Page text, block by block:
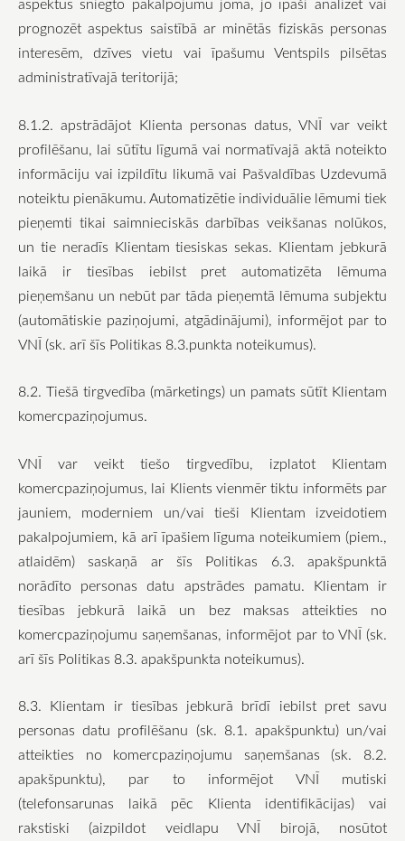
prognozēt aspektus saistībā ar minētās fiziskās personas
interesēm, dzīves vietu vai īpašumu Ventspils pilsētas
administratīvajā teritorijā;
8.1.2. apstrādājot Klienta personas datus, VNĪ var veikt
profilēšanu, lai sūtītu līgumā vai normatīvajā aktā noteikto
informāciju vai izpildītu likumā vai Pašvaldības Uzdevumā
noteiktu pienākumu. Automatizētie individuālie lēmumi tiek
pieņemti tikai saimnieciskās darbības veikšanas nolūkos,
un tie neradīs Klientam tiesiskas sekas. Klientam jebkurā
laikā ir tiesības iebilst pret automatizēta lēmuma
pieņemšanu un nebūt par tāda pieņemtā lēmuma subjektu
(automātiskie paziņojumi, atgādinājumi), informējot par to
VNĪ (sk. arī šīs Politikas 8.3.punkta noteikumus).
8.2. Tiešā tirgvedība (mārketings) un pamats sūtīt Klientam
komercpaziņojumus.
VNĪ var veikt tiešo tirgvedību, izplatot Klientam
komercpaziņojumus, lai Klients vienmēr tiktu informēts par
jauniem, moderniem un/vai tieši Klientam izveidotiem
pakalpojumiem, kā arī īpašiem līguma noteikumiem (piem.,
atlaidēm) saskaņā ar šīs Politikas 6.3. apakšpunktā
norādīto personas datu apstrādes pamatu. Klientam ir
tiesības jebkurā laikā un bez maksas atteikties no
komercpaziņojumu saņemšanas, informējot par to VNĪ (sk.
arī šīs Politikas 8.3. apakšpunkta noteikumus).
8.3. Klientam ir tiesības jebkurā brīdī iebilst pret savu
personas datu profilēšanu (sk. 8.1. apakšpunktu) un/vai
atteikties no komercpaziņojumu saņemšanas (sk. 8.2.
apakšpunktu), par to informējot VNĪ mutiski
(telefonsarunas laikā pēc Klienta identifikācijas) vai
rakstiski (aizpildot veidlapu VNĪ birojā, nosūtot